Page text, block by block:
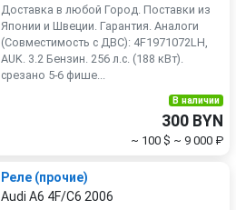
Доставка в любой Город. Поставки из
Японии и Швеции. Гарантия. Аналоги
(Совместимость с ДВС): 4F1971072LH,
AUK. 3.2 Бензин. 256 л.с. (188 кВт).
срезано 5-6 фише...
В наличии
300 BYN
~ 100 $ ~ 9 000 ₽
Реле (прочие)
Audi A6 4F/C6 2006